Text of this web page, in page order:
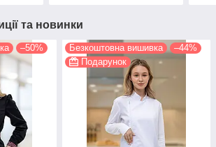
та новинки
–50%
Безкоштовна вишивка
–44%
Подарунок